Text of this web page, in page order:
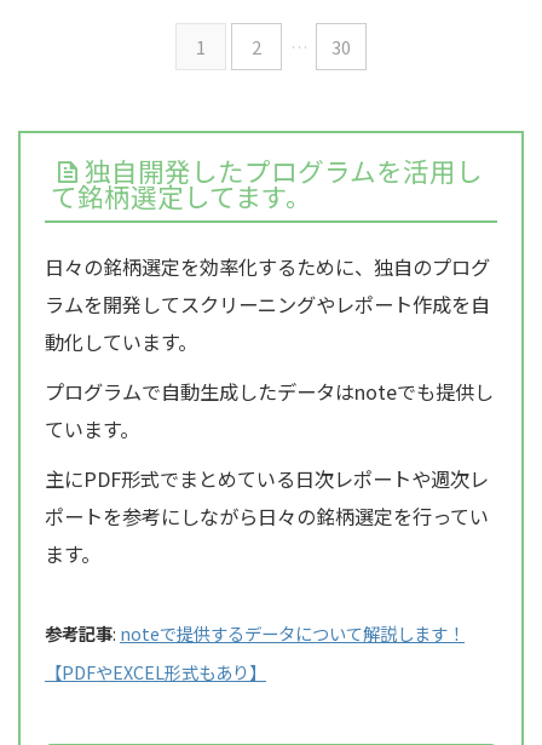
1 2 … 30
独自開発したプログラムを活用し
て銘柄選定してます。
日々の銘柄選定を効率化するために、独自のプログ
ラムを開発してスクリーニングやレポート作成を自
動化しています。
プログラムで自動生成したデータはnoteでも提供し
ています。
主にPDF形式でまとめている日次レポートや週次レ
ポートを参考にしながら日々の銘柄選定を行ってい
ます。
参考記事: noteで提供するデータについて解説します！
【PDFやEXCEL形式もあり】